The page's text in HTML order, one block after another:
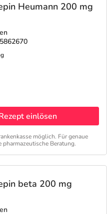
Heumann 200 mg
einlösen
möglich. Für genaue
Beratung.
beta 200 mg